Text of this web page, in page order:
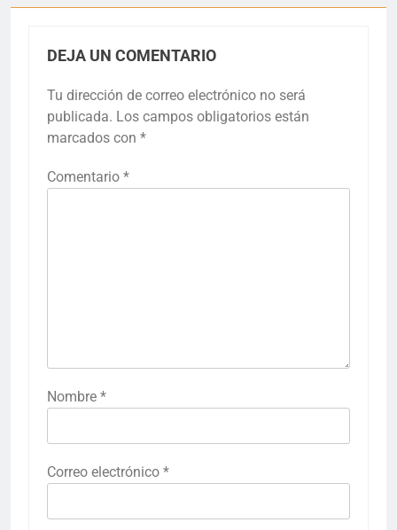
DEJA UN COMENTARIO
Tu dirección de correo electrónico no será
publicada. Los campos obligatorios están
marcados con *
Comentario *
Nombre *
Correo electrónico *